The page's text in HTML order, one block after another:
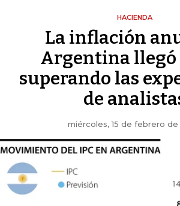
HACIENDA
La inflación
Argentina llegó
superando las
de
miércoles, 15 de febrero